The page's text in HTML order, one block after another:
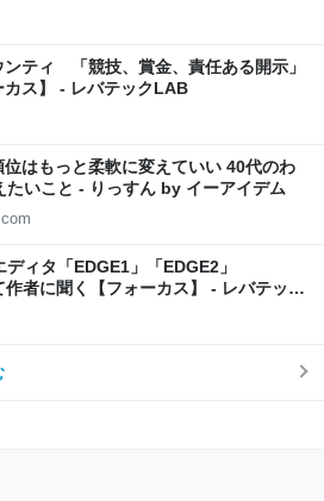
ティ 「競技、賞金、責任ある開示」
ス】 - レバテックLAB
はもっと柔軟に変えていい 40代のわ
たいこと - りっすん by イーアイデム
ィタ「EDGE1」「EDGE2」
作者に聞く【フォーカス】 - レバテック